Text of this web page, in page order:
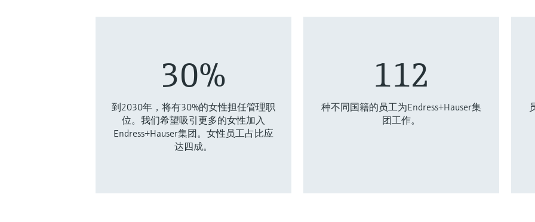
30%
到2030年，将有30%的女性担任管理职
位。我们希望吸引更多的女性加入
Endress+Hauser集团。女性员工占比应
达四成。
112
种不同国籍的员工为Endress+Hauser集
团工作。